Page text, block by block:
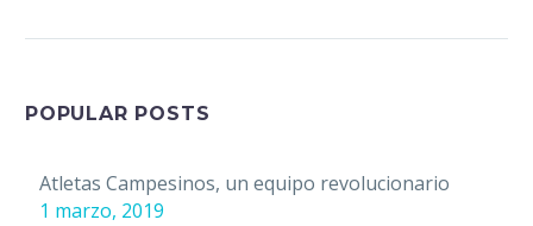
Guardia Nacional
acudirá al Mundial de
POPULAR POSTS
Atletas Campesinos, un equipo revolucionario
1 marzo, 2019